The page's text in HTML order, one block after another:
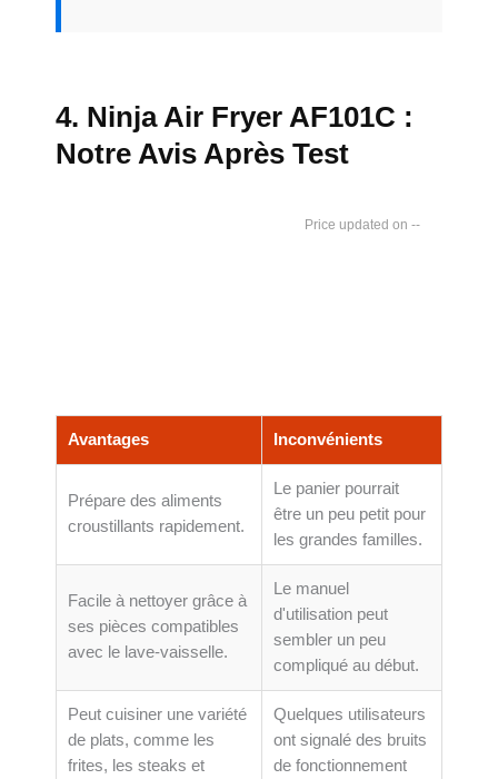
4. Ninja Air Fryer AF101C :
Notre Avis Après Test
--
Avantages Inconvénients
Prépare des aliments
croustillants rapidement.
Le panier pourrait
être un peu petit pour
les grandes familles.
Facile à nettoyer grâce à
ses pièces compatibles
avec le lave-vaisselle.
Le manuel
d'utilisation peut
sembler un peu
compliqué au début.
Peut cuisiner une variété
de plats, comme les
frites, les steaks et
Quelques utilisateurs
ont signalé des bruits
de fonctionnement